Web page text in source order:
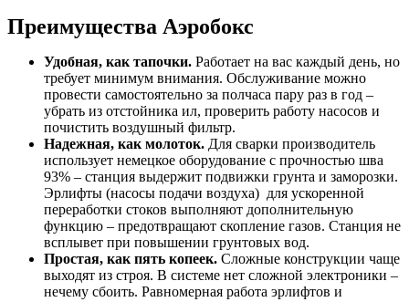
Преимущества Аэробокс
Удобная, как тапочки. Работает на вас каждый день, но
требует минимум внимания. Обслуживание можно
провести самостоятельно за полчаса пару раз в год –
убрать из отстойника ил, проверить работу насосов и
почистить воздушный фильтр.
Надежная, как молоток. Для сварки производитель
использует немецкое оборудование с прочностью шва
93% – станция выдержит подвижки грунта и заморозки.
Эрлифты (насосы подачи воздуха) для ускоренной
переработки стоков выполняют дополнительную
функцию – предотвращают скопление газов. Станция не
всплывет при повышении грунтовых вод.
Простая, как пять копеек. Сложные конструкции чаще
выходят из строя. В системе нет сложной электроники –
нечему сбоить. Равномерная работа эрлифтов и